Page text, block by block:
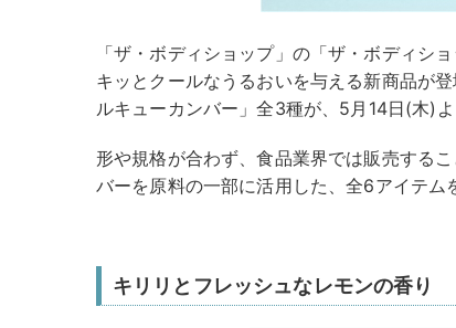
「ザ・ボディショップ」の「ザ・ボディシ
キッとクールなうるおいを与える新商品が
ルキューカンバー」全3種が、5月14日(木)よ
形や規格が合わず、食品業界では販売する
バーを原料の一部に活用した、全6アイテム
キリリとフレッシュなレモンの香り